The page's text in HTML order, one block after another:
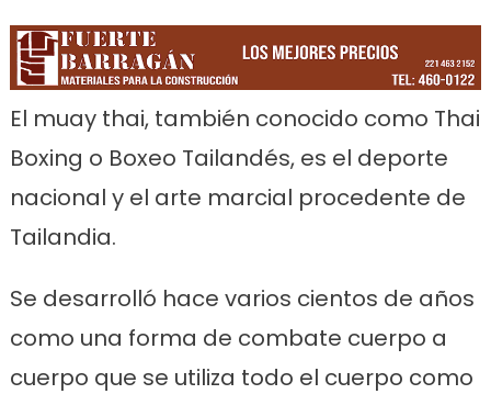
El muay thai, también conocido como Thai
Boxing o Boxeo Tailandés, es el deporte
nacional y el arte marcial procedente de
Tailandia.
Se desarrolló hace varios cientos de años
como una forma de combate cuerpo a
cuerpo que se utiliza todo el cuerpo como